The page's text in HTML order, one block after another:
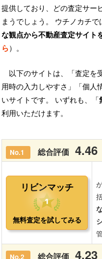
提供しており、どの査定サー
まうでしょう。 ウチノカチで
な観点から不動産査定サイト
ら）。
以下のサイトは、「査定を
用時の入力しやすさ」「個人
いサイトです。 いずれも、「
利用いただけます。